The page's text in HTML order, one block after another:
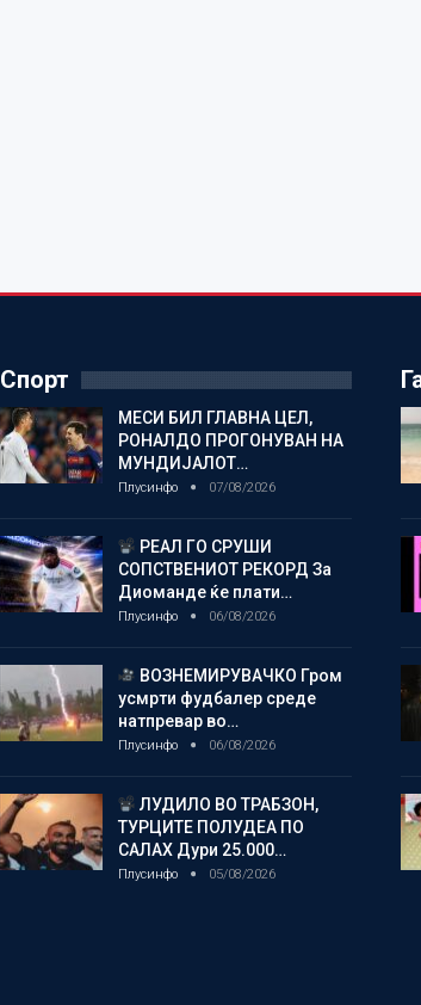
Спорт
МЕСИ БИЛ ГЛАВНА ЦЕЛ,
РОНАЛДО ПРОГОНУВАН НА
МУНДИЈАЛОТ…
Плусинфо 07/08/2026
РЕАЛ ГО СРУШИ
СОПСТВЕНИОТ РЕКОРД За
Диоманде ќе плати…
Плусинфо 06/08/2026
ВОЗНЕМИРУВАЧКО Гром
усмрти фудбалер среде
натпревар во…
Плусинфо 06/08/2026
ЛУДИЛО ВО ТРАБЗОН,
ТУРЦИТЕ ПОЛУДЕА ПО
САЛАХ Дури 25.000…
Плусинфо 05/08/2026